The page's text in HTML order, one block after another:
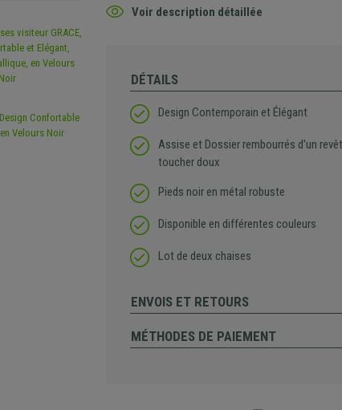
Voir description détaillée
DÉTAILS
Design Contemporain et Élégant
Assise et Dossier rembourrés d'un
toucher doux
Pieds noir en métal robuste
Disponible en différentes couleurs
Lot de deux chaises
ENVOIS ET RETOURS
MÉTHODES DE PAIEMENT